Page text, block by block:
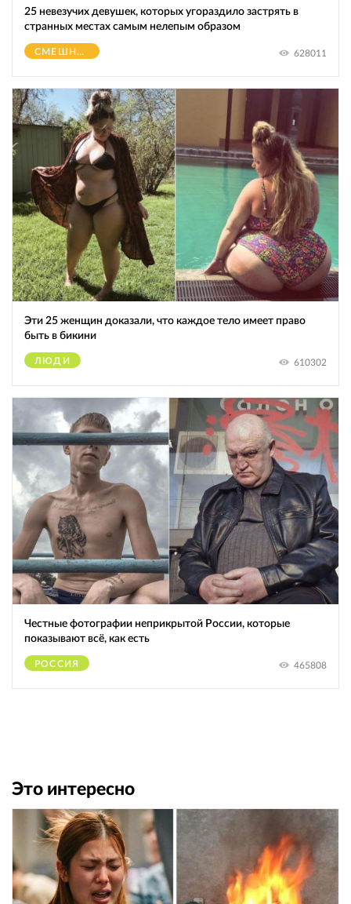
25 невезучих девушек, которых угораздило застрять в
странных местах самым нелепым образом
СМЕШНОЕ 628011
Эти 25 женщин доказали, что каждое тело имеет право
быть в бикини
ЛЮДИ 610302
Честные фотографии неприкрытой России, которые
показывают всё, как есть
РОССИЯ 465808
Это интересно